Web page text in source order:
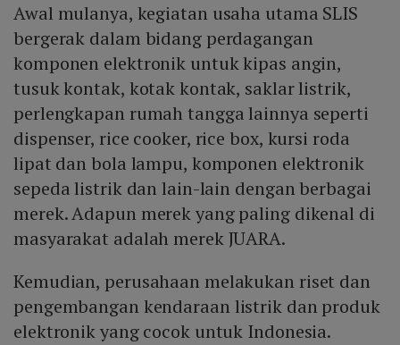
Awal mulanya, kegiatan usaha utama SLIS
bergerak dalam bidang perdagangan
komponen elektronik untuk kipas angin,
tusuk kontak, kotak kontak, saklar listrik,
perlengkapan rumah tangga lainnya seperti
dispenser, rice cooker, rice box, kursi roda
lipat dan bola lampu, komponen elektronik
sepeda listrik dan lain-lain dengan berbagai
merek. Adapun merek yang paling dikenal di
masyarakat adalah merek JUARA.
Kemudian, perusahaan melakukan riset dan
pengembangan kendaraan listrik dan produk
elektronik yang cocok untuk Indonesia.